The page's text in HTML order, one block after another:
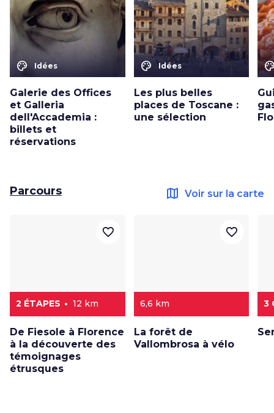
color_lens Idées
Galerie des Offices
et Galleria
dell'Accademia :
billets et
réservations
color_lens Idées
Les plus belles
places de Toscane :
une sélection
Parcours map Voir sur la carte
2 ÉTAPES 12 km
De Fiesole à Florence
à la découverte des
témoignages
étrusques
favorite_border
6,6 km
La forêt de
Vallombrosa à vélo
favorite_border
3